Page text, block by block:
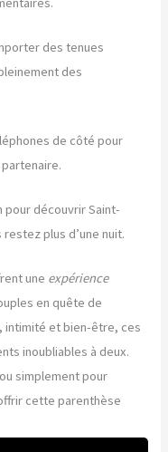
des tenues
des
de côté pour
pour découvrir Saint-
plus d’une nuit.
une expérience
en quête de
intimité et bien-être, ces
inoubliables à deux.
simplement pour
cette parenthèse